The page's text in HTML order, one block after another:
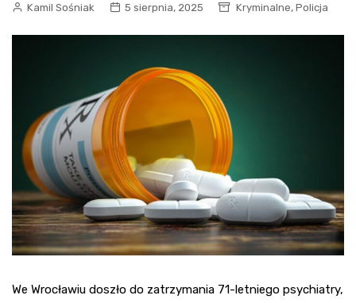
Kamil Sośniak 5 sierpnia, 2025 Kryminalne, Policja
We Wrocławiu doszło do zatrzymania 71-letniego psychiatry,